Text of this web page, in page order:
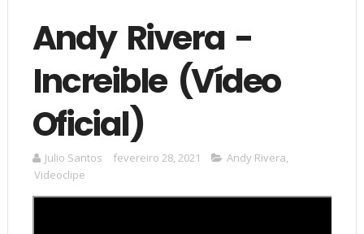
Andy Rivera -
Increible (Vídeo
Oficial)
Julio Santos fevereiro 28, 2021 Andy Rivera,
Videoclipe